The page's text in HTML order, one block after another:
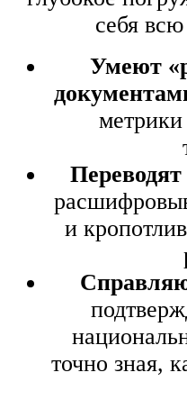
себя
Умеют
метрики
и
точно зная,